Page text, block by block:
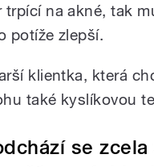
trpící na akné, tak
potíže zlepší.
klientka, která
také kyslíkovou
se